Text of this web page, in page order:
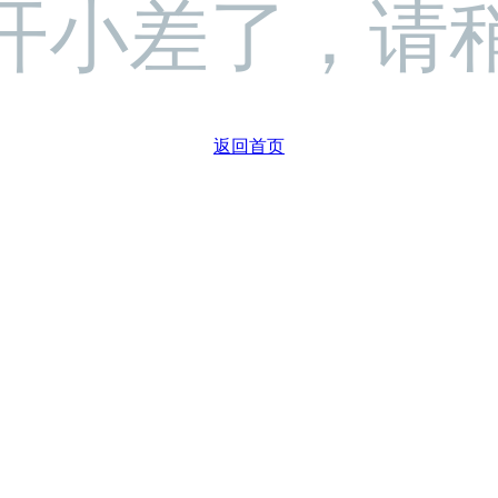
小差了，请
返回首页